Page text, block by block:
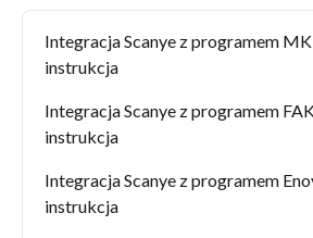
Integracja Scanye z programem
instrukcja
Integracja Scanye z programem
instrukcja
Integracja Scanye z programem
instrukcja